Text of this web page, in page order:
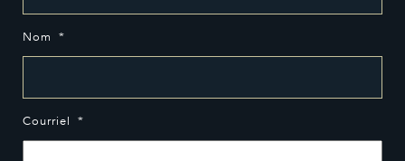
Nom *
Courriel *